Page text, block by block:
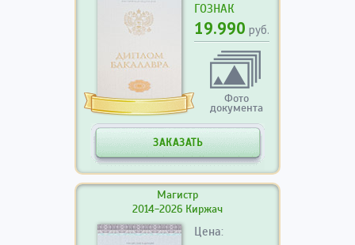
ГОЗНАК
19.990 руб.
Фото
документа
ЗАКАЗАТЬ
Магистр
2014-2026 Киржач
Цена: